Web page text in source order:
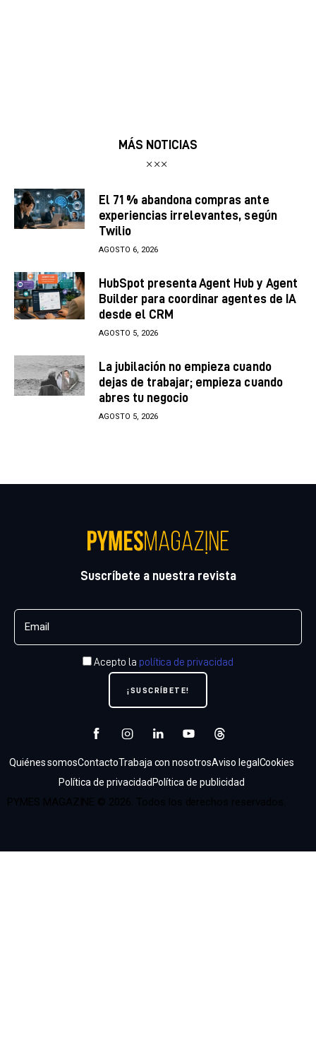
MÁS NOTICIAS
El 71 % abandona compras ante
experiencias irrelevantes, según
Twilio
AGOSTO 6, 2026
HubSpot presenta Agent Hub y Agent
Builder para coordinar agentes de IA
desde el CRM
AGOSTO 5, 2026
La jubilación no empieza cuando
dejas de trabajar; empieza cuando
abres tu negocio
AGOSTO 5, 2026
Suscríbete a nuestra revista
Acepto la política de privacidad
Quiénes somosContactoTrabaja con nosotrosAviso legalCookies
Política de privacidad Política de publicidad